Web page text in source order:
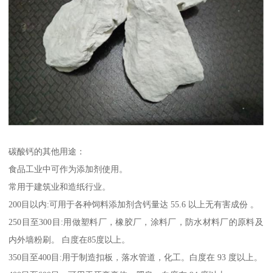
碳酸钙的其他用途：
食品工业中可作为添加剂使用。
常用于建筑业和造纸行业。
200目以内:可用于各种饲料添加剂含钙量达 55.6 以上无有害成份 。
250目至300目:用做塑料厂，橡胶厂，涂料厂，防水材料厂的原料及
内外墙粉刷。 白度在85度以上。
350目至400目:用于制造扣板，落水管道，化工。白度在 93 度以上。